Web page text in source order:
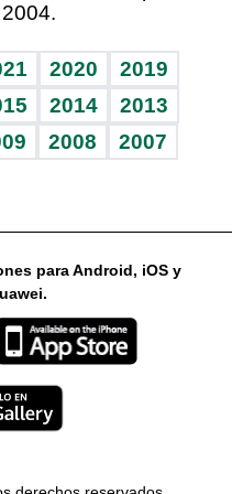
2020
2019
2014
2013
2008
2007
para Android, iOS y